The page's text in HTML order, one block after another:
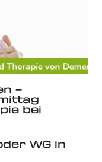
–
bei
WG in